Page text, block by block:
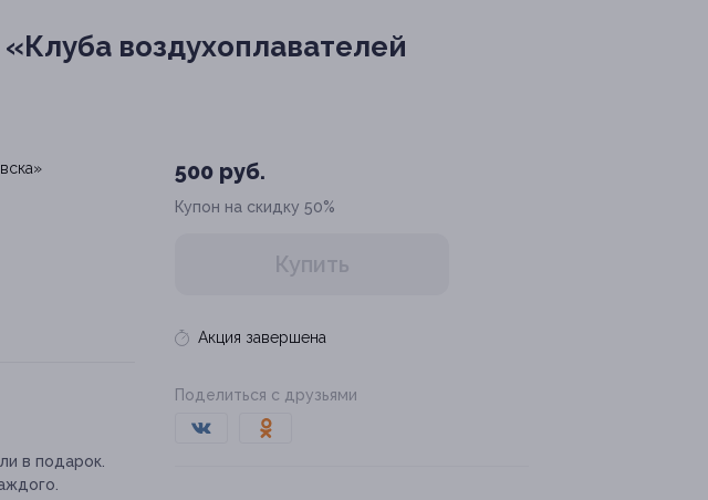
воздухоплавателей
500 руб.
Купон на скидку 50%
Купить
Акция завершена
Поделиться с друзьями
в подарок.